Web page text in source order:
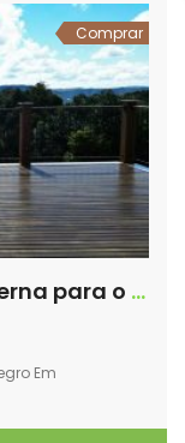
Comprar
Belíssima casa com vista eterna para o por do sol – Condomínio Lago Negro – Rancho Queimado/SC
Em